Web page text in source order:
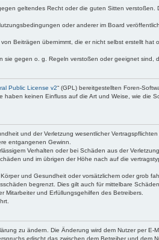
geltendes Recht oder die guten Sitten
oder anderer im Board
Beiträgen übernimmt, die er nicht selbst erstellt
gegen o. g. Regeln verstoßen oder geeignet sind,
Public License v2“ (GPL) bereitgestellten Foren-
keinen Einfluss auf die Art und Weise, wie die
und der Verletzung wesentlicher
entgangenen Gewinn.
Verhalten oder bei Schäden aus der
und im übrigen der Höhe nach auf die
und Gesundheit oder vorsätzlichem oder grob
begrenzt. Dies gilt auch für mittelbare
Mitarbeiter und Erfüllungsgehilfen des Betreibers.
zu ändern. Die Änderung wird dem Nutzer per E-
erlischt das zwischen dem Betreiber und dem